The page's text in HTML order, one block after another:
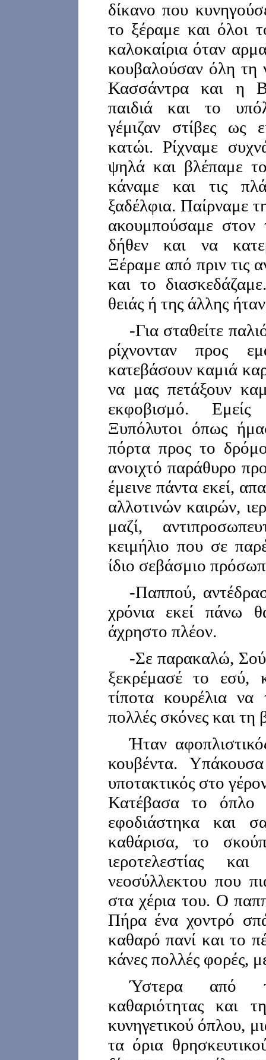
δίκανο που
το ξέραμε και όλοι
καλοκαίρια όταν
κουβαλούσαν όλη τη
Κασσάντρα και η
παιδιά και το
γέμιζαν στίβες ως
κατώι. Ρίχναμε
ψηλά και βλέπαμε
κάναμε και τις
ξαδέλφια. Παίρναμε
ακουμπούσαμε στον
δήθεν και να
Ξέραμε από πριν τις
και το
θειάς ή της άλλης
-Για σταθείτε
ρίχνονταν προς
κατεβάσουν καμιά
να μας πετάξουν
εκφοβισμό. Εμείς
Ξυπόλυτοι όπως
πόρτα προς το
ανοιχτό παράθυρο
έμεινε πάντα εκεί,
αλλοτινών καιρών,
μαζί,
κειμήλιο που σε
ίδιο σεβάσμιο
-Παππού,
χρόνια εκεί πάνω
άχρηστο πλέον.
-Σε παρακαλώ,
ξεκρέμασέ το εσύ,
τίποτα κουρέλια να
πολλές σκόνες και τη
Ήταν
κουβέντα.
υποτακτικός στο
Κατέβασα το όπλο
εφοδιάστηκα και
καθάρισα, το
ιεροτελεστίας
νεοσύλλεκτου που
στα χέρια του. Ο
Πήρα ένα χοντρό
καθαρό πανί και το
κάνες πολλές φορές,
Ύστερα από
καθαριότητας και
κυνηγετικού όπλου,
τα όρια